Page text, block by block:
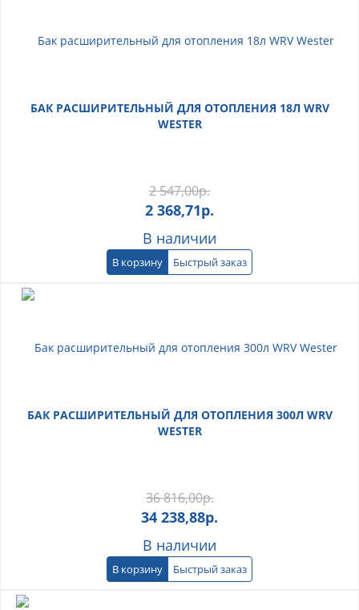
БАК РАСШИРИТЕЛЬНЫЙ ДЛЯ ОТОПЛЕНИЯ 18Л WRV
WESTER
2 547,00р.
2 368,71р.
В наличии
В корзину Быстрый заказ
БАК РАСШИРИТЕЛЬНЫЙ ДЛЯ ОТОПЛЕНИЯ 300Л WRV
WESTER
36 816,00р.
34 238,88р.
В наличии
В корзину Быстрый заказ